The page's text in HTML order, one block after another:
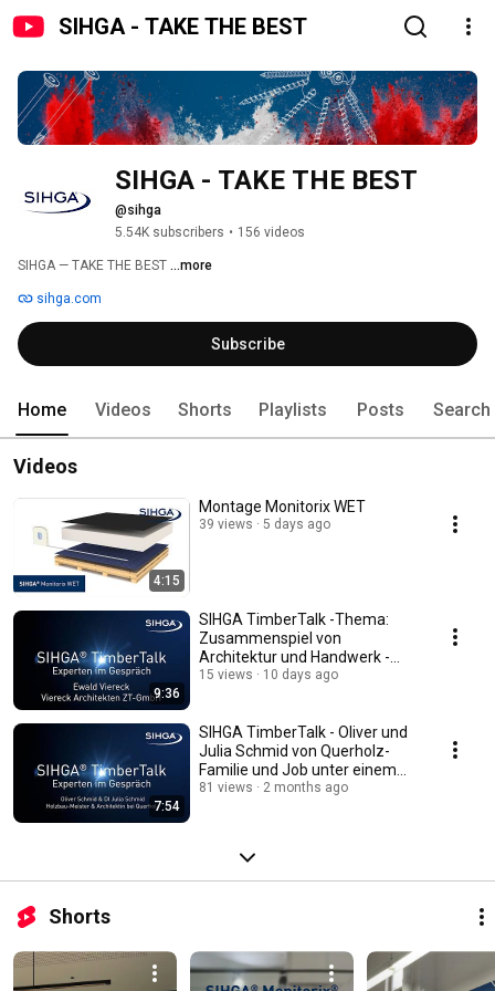
SIHGA - TAKE THE BEST
SIHGA - TAKE THE BEST
@sihga
5.54K subscribers • 156 videos
SIHGA — TAKE THE BEST ...more
sihga.com
Subscribe
Home Videos Shorts Playlists Posts Search
Videos
4:15
Montage Monitorix WET
39 views 5 days ago
9:36
SIHGA TimberTalk -Thema:
Zusammenspiel von
Architektur und Handwerk -
Ewald Viereck
15 views 10 days ago
7:54
SIHGA TimberTalk - Oliver und
Julia Schmid von Querholz-
Familie und Job unter einem
(Holz-)Dachstuhl
81 views 2 months ago
Shorts